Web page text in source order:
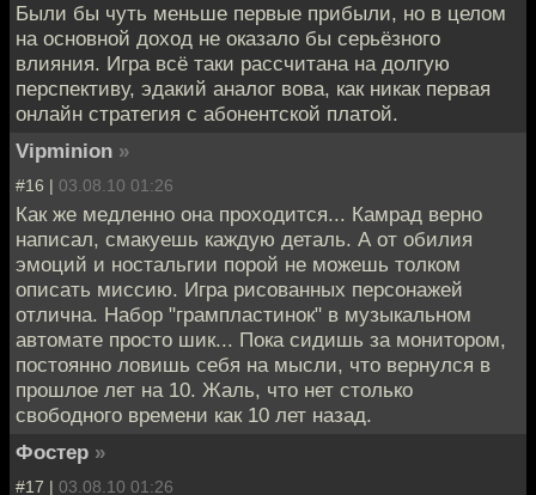
Были бы чуть меньше первые прибыли, но в целом
на основной доход не оказало бы серьёзного
влияния. Игра всё таки рассчитана на долгую
перспективу, эдакий аналог вова, как никак первая
онлайн стратегия с абонентской платой.
Vipminion »
#16 | 03.08.10 01:26
Как же медленно она проходится... Камрад верно
написал, смакуешь каждую деталь. А от обилия
эмоций и ностальгии порой не можешь толком
описать миссию. Игра рисованных персонажей
отлична. Набор "грампластинок" в музыкальном
автомате просто шик... Пока сидишь за монитором,
постоянно ловишь себя на мысли, что вернулся в
прошлое лет на 10. Жаль, что нет столько
свободного времени как 10 лет назад.
Фостер »
#17 | 03.08.10 01:26